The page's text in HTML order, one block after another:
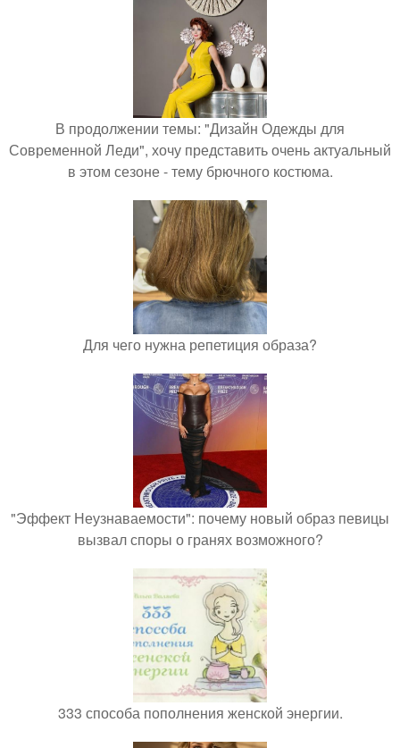
В продолжении темы: "Дизайн Одежды для
Современной Леди", хочу представить очень актуальный
в этом сезоне - тему брючного костюма.
Для чего нужна репетиция образа?
"Эффект Неузнаваемости": почему новый образ певицы
вызвал споры о гранях возможного?
333 способа пополнения женской энергии.